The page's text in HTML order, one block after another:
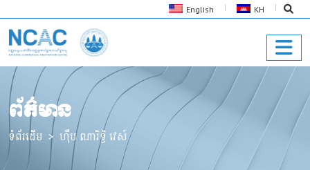
English KH
ព័ត៌មាន
ទំព័រដើម ហ៊ឹប ណារិទ្ធិ វេស៍